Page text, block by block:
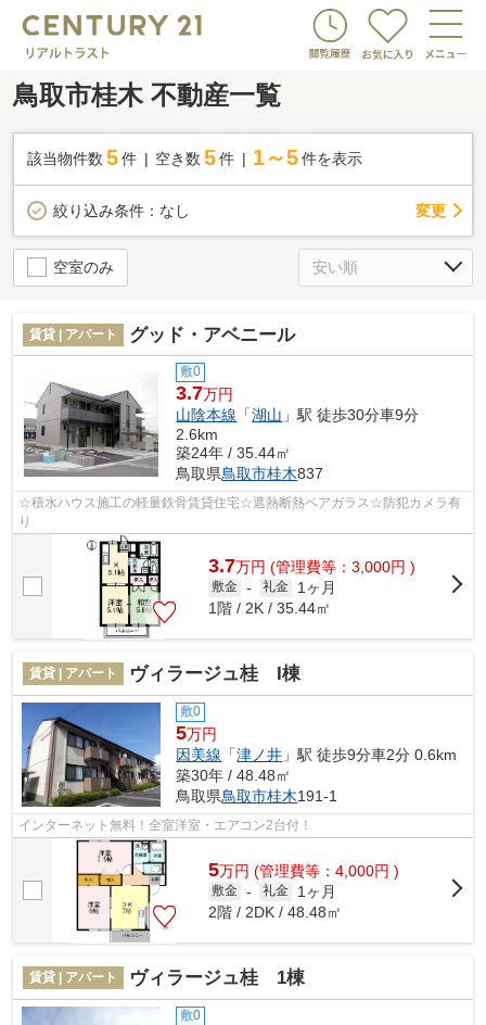
鳥取市桂木 不動産一覧
該当物件数 5件 空き数 5 件 1～5 件を表示
絞り込み条件： なし 変更
空室のみ
賃貸 | アパート グッド・アベニール
敷0
3.7万円
山陰本線 「湖山 」駅 徒歩30分車9分
2.6km
築24年 / 35.44㎡
鳥取県鳥取市桂木837
☆積水ハウス施工の軽量鉄骨賃貸住宅☆遮熱断熱ペアガラス☆防犯カメラ有
り
3.7万円 (管理費等：3,000円 )
敷金 - 礼金
1ヶ月
1階 / 2K / 35.44㎡
賃貸 | アパート ヴィラージュ桂 I棟
敷0
5万円
因美線 「津ノ井 」駅 徒歩9分車2分 0.6km
築30年 / 48.48㎡
鳥取県鳥取市桂木191-1
インターネット無料！全室洋室・エアコン2台付！
5万円 (管理費等：4,000円 )
敷金 - 礼金
1ヶ月
2階 / 2DK / 48.48㎡
賃貸 | アパート ヴィラージュ桂 1棟
敷0